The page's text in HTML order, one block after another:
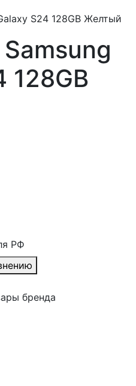
S24 128GB Желтый
128GB
РФ
бренда